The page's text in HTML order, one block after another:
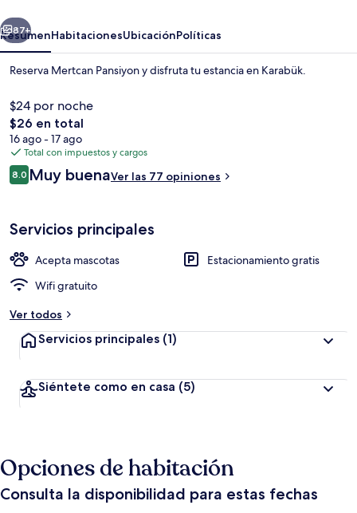
Siguiente
87+
ResumenHabitacionesUbicaciónPolíticas
Reserva Mertcan Pansiyon y disfruta tu estancia en Karabük.
$24 por noche
El
precio
total
es
de
$26 en total
16 ago - 17 ago
Total con impuestos y cargos
Opiniones
8.08.0 de 10,
Muy buenaVer las 77 opiniones
Servicios principales
Acepta mascotas
Estacionamiento gratis
Wifi gratuito
Ver todos
Servicios principales (1)
Siéntete como en casa (5)
Opciones de habitación
Consulta la disponibilidad para estas fechas